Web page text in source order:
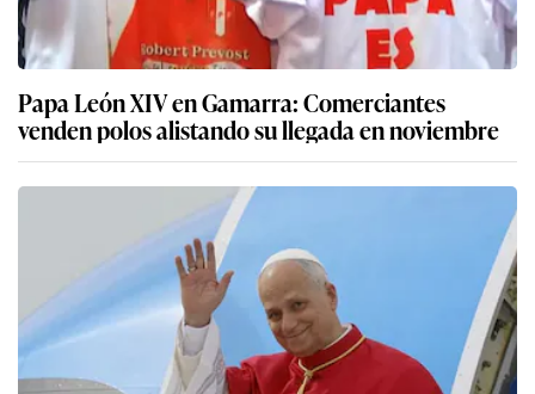
Papa León XIV en Gamarra: Comerciantes
venden polos alistando su llegada en noviembre